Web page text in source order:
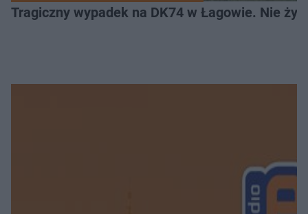
Tragiczny wypadek na DK74 w Łagowie. Nie